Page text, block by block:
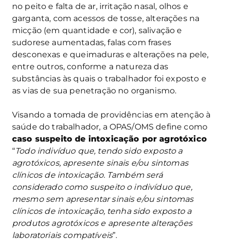
no peito e falta de ar, irritação nasal, olhos e
garganta, com acessos de tosse, alterações na
micção (em quantidade e cor), salivação e
sudorese aumentadas, falas com frases
desconexas e queimaduras e alterações na pele,
entre outros, conforme a natureza das
substâncias às quais o trabalhador foi exposto e
as vias de sua penetração no organismo.
Visando a tomada de providências em atenção à
saúde do trabalhador, a OPAS/OMS define como
caso suspeito de intoxicação por agrotóxico
“Todo indivíduo que, tendo sido exposto a
agrotóxicos, apresente sinais e/ou sintomas
clínicos de intoxicação. Também será
considerado como suspeito o indivíduo que,
mesmo sem apresentar sinais e/ou sintomas
clínicos de intoxicação, tenha sido exposto a
produtos agrotóxicos e apresente alterações
laboratoriais compatíveis”.